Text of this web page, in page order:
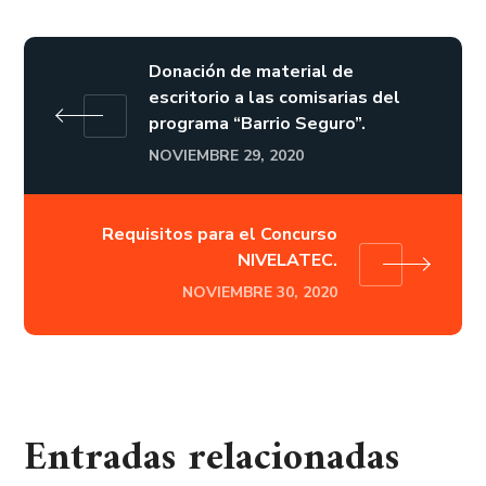
Donación de material de
escritorio a las comisarias del
programa “Barrio Seguro”.
NOVIEMBRE 29, 2020
Requisitos para el Concurso
NIVELATEC.
NOVIEMBRE 30, 2020
Entradas relacionadas